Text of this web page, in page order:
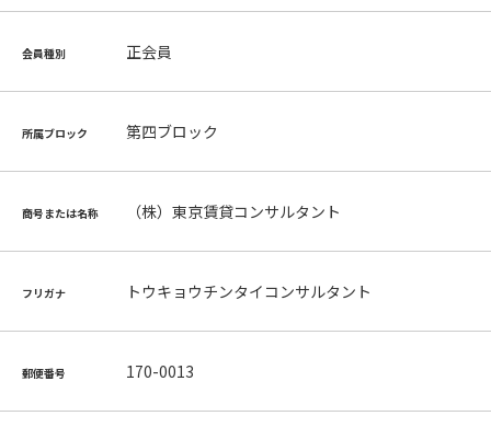
会員種別 正会員
所属ブロック 第四ブロック
商号または名称 （株）東京賃貸コンサルタント
フリガナ トウキョウチンタイコンサルタント
郵便番号 170-0013